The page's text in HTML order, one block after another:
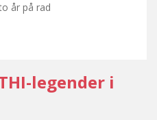
år på rad
legender i